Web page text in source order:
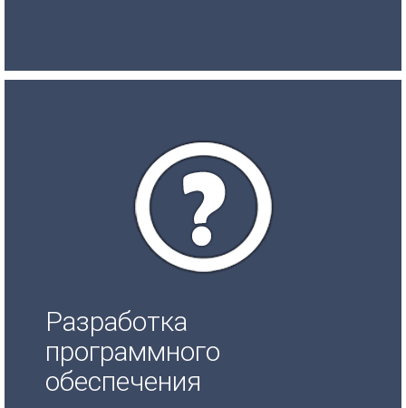
Разработка
программного
обеспечения